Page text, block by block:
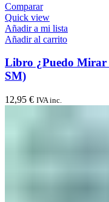
Comparar
Quick view
Añadir a mi lista
Añadir al carrito
Libro ¿Puedo Mirar
SM)
12,95 € IVA inc.